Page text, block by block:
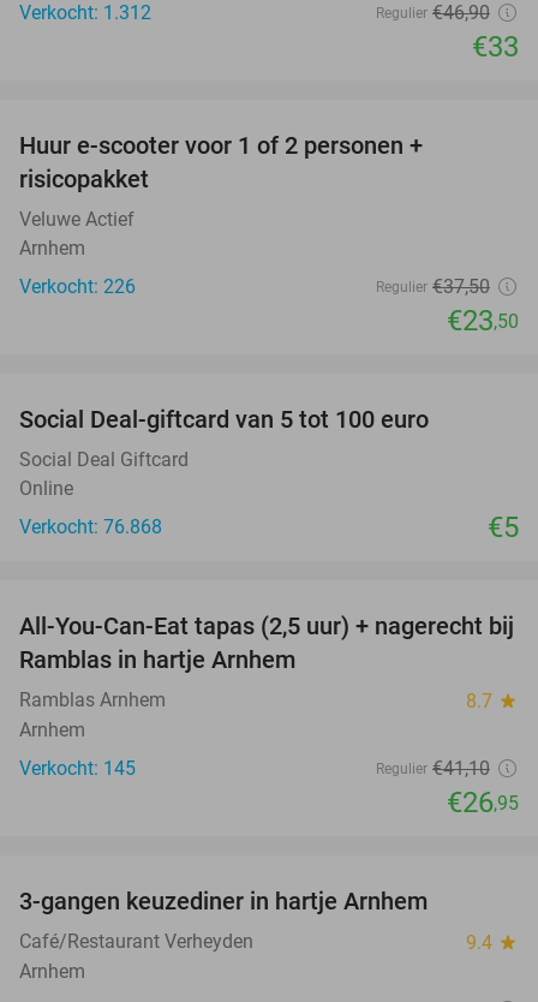
Verkocht: 1.312
Regulier €46,90
€33
Huur e-scooter voor 1 of 2 personen +
risicopakket
Veluwe Actief
Arnhem
Verkocht: 226
Regulier €37,50
€23,50
Social Deal-giftcard van 5 tot 100 euro
Social Deal Giftcard
Online
Verkocht: 76.868
€5
34%
All-You-Can-Eat tapas (2,5 uur) + nagerecht bij
Ramblas in hartje Arnhem
Ramblas Arnhem 8.7 star
Arnhem
Verkocht: 145
Regulier €41,10
€26,95
3-gangen keuzediner in hartje Arnhem
Café/Restaurant Verheyden 9.4 star
Arnhem